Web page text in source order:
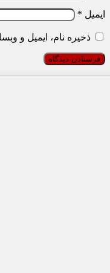
ایمیل *
ذخیره نام، ایمیل و